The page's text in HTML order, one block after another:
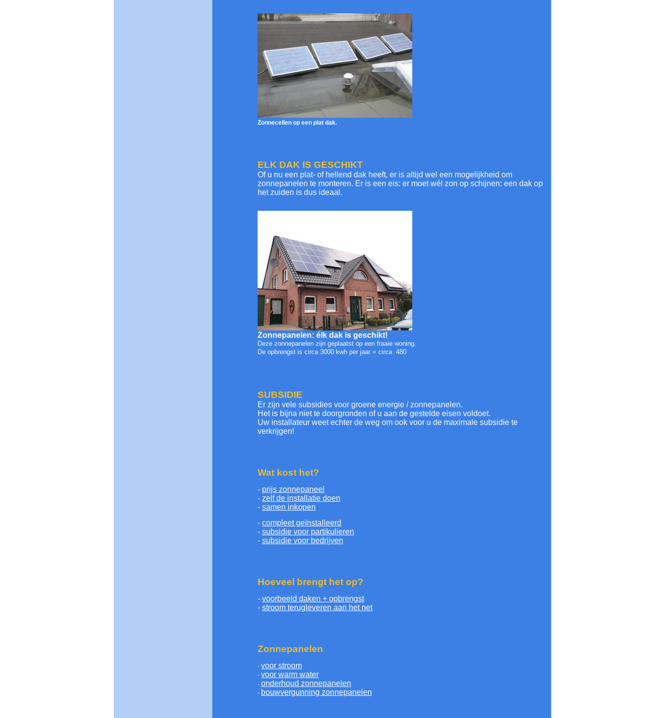
Zonnecellen op een plat dak.
ELK DAK IS GESCHIKT
Of u nu een plat- of hellend dak heeft, er is altijd wel een mogelijkheid om
zonnepanelen te monteren. Er is een eis: er moet wél zon op schijnen: een dak op
het zuiden is dus ideaal.
Zonnepanelen: élk dak is geschikt!
Deze zonnepanelen zijn geplaatst op een fraaie woning.
De opbrengst is circa 3000 kwh per jaar = circa  480
SUBSIDIE
Er zijn vele subsidies voor groene energie / zonnepanelen.
Het is bijna niet te doorgronden of u aan de gestelde eisen voldoet.
Uw installateur weet echter de weg om ook voor u de maximale subsidie te
verkrijgen!
Wat kost het?
- prijs zonnepaneel
- zelf de installatie doen
- samen inkopen
- compleet geïnstalleerd
- subsidie voor partikulieren
- subsidie voor bedrijven
Hoeveel brengt het op?
- voorbeeld daken + opbrengst
- stroom terugleveren aan het net
Zonnepanelen
- voor stroom
- voor warm water
- onderhoud zonnepanelen
- bouwvergunning zonnepanelen